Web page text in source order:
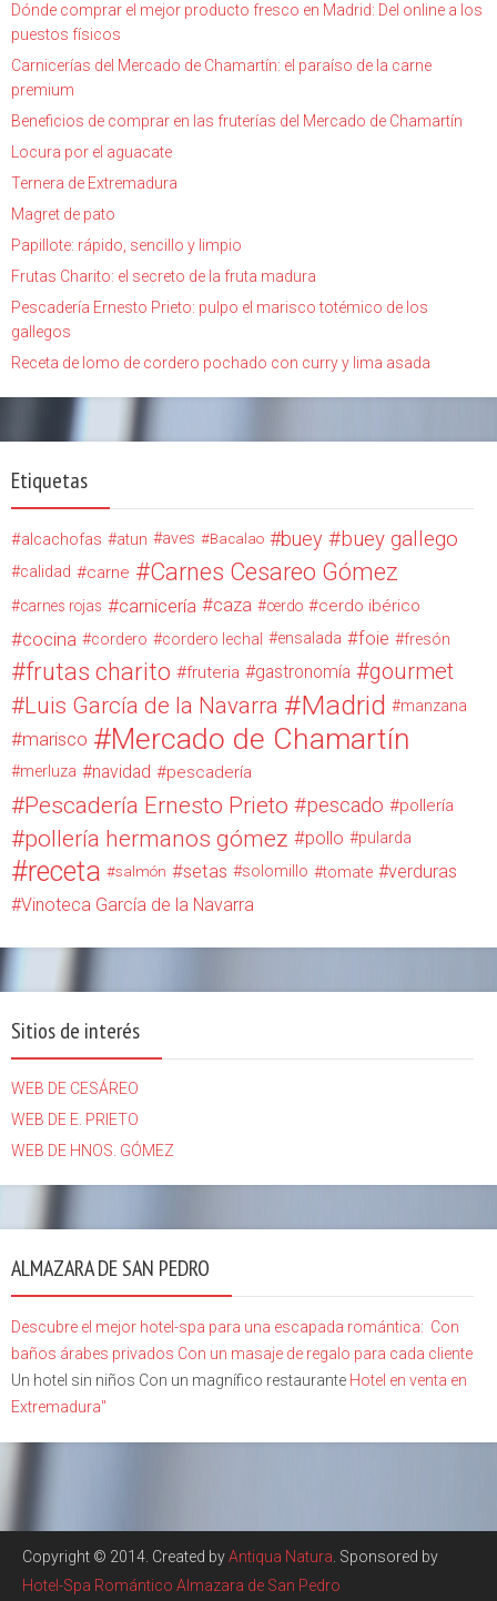
Dónde comprar el mejor producto fresco en Madrid: Del online a los
puestos físicos
Carnicerías del Mercado de Chamartín: el paraíso de la carne
premium
Beneficios de comprar en las fruterías del Mercado de Chamartín
Locura por el aguacate
Ternera de Extremadura
Magret de pato
Papillote: rápido, sencillo y limpio
Frutas Charito: el secreto de la fruta madura
Pescadería Ernesto Prieto: pulpo el marisco totémico de los
gallegos
Receta de lomo de cordero pochado con curry y lima asada
Etiquetas
alcachofas atun aves Bacalao buey buey gallego
calidad carne Carnes Cesareo Gómez
carnes rojas carnicería caza cerdo cerdo ibérico
cocina cordero cordero lechal ensalada foie fresón
frutas charito fruteria gastronomía gourmet
Luis García de la Navarra Madrid manzana
marisco Mercado de Chamartín
merluza navidad pescadería
Pescadería Ernesto Prieto pescado pollería
pollería hermanos gómez pollo pularda
receta salmón setas solomillo tomate
verduras
Vinoteca García de la Navarra
Sitios de interés
WEB DE CESÁREO
WEB DE E. PRIETO
WEB DE HNOS. GÓMEZ
ALMAZARA DE SAN PEDRO
Descubre el mejor hotel-spa para una escapada romántica: Con
baños árabes privados Con un masaje de regalo para cada cliente
Un hotel sin niños Con un magnífico restaurante Hotel en venta en
Extremadura"
Copyright © 2014. Created byAntiqua Natura . Sponsored by
Hotel-Spa Romántico Almazara de San Pedro